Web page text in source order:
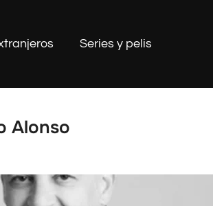
Series y pelis
Alonso